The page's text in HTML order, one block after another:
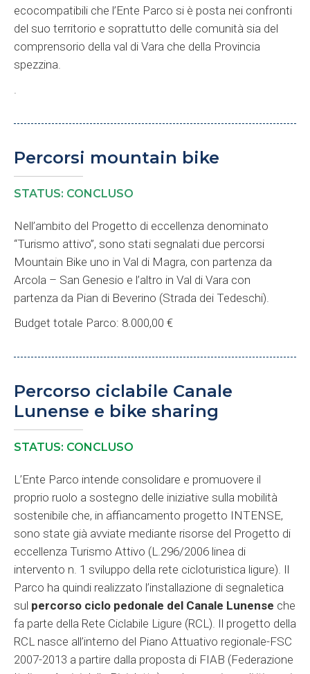
ecocompatibili che l’Ente Parco si è posta nei confronti
del suo territorio e soprattutto delle comunità sia del
comprensorio della val di Vara che della Provincia
spezzina.
Percorsi mountain bike
STATUS: CONCLUSO
Nell’ambito del Progetto di eccellenza denominato
“Turismo attivo”, sono stati segnalati due percorsi
Mountain Bike uno in Val di Magra, con partenza da
Arcola – San Genesio e l’altro in Val di Vara con
partenza da Pian di Beverino (Strada dei Tedeschi).
Budget totale Parco: 8.000,00 €
Percorso ciclabile Canale
Lunense e bike sharing
STATUS: CONCLUSO
L’Ente Parco intende consolidare e promuovere il
proprio ruolo a sostegno delle iniziative sulla mobilità
sostenibile che, in affiancamento progetto INTENSE,
sono state già avviate mediante risorse del Progetto di
eccellenza Turismo Attivo (L.296/2006 linea di
intervento n. 1 sviluppo della rete cicloturistica ligure). Il
Parco ha quindi realizzato l’installazione di segnaletica
sul percorso ciclo pedonale del Canale Lunense che
fa parte della Rete Ciclabile Ligure (RCL). Il progetto della
RCL nasce all’interno del Piano Attuativo regionale-FSC
2007-2013 a partire dalla proposta di FIAB (Federazione